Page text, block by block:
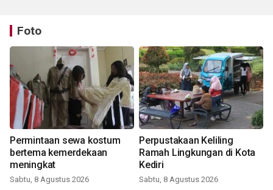
Foto
Permintaan sewa kostum
bertema kemerdekaan
meningkat
Sabtu, 8 Agustus 2026
Perpustakaan Keliling
Ramah Lingkungan di Kota
Kediri
Sabtu, 8 Agustus 2026